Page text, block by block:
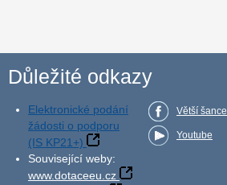
Důležité odkazy
Elektronické podání
žádosti o podporu
(IS KP21+)
Související weby:
www.dotaceeu.cz
Větší šance
Youtube